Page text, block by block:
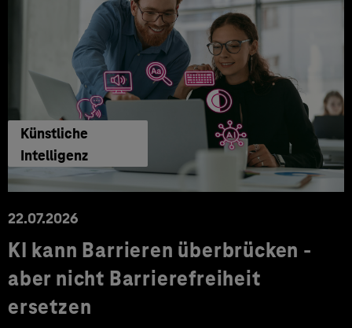
Künstliche
Intelligenz
22.07.2026
KI kann Barrieren überbrücken -
aber nicht Barrierefreiheit
ersetzen